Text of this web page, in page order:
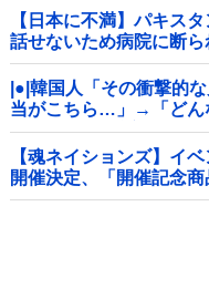
【日本に不満】パキス
話せないため病院に断ら
|●|韓国人「その衝撃的
当がこちら…」→「どん
ﾙ」＝韓国の反応
【魂ネイションズ】イ
開催決定、「開催記念商